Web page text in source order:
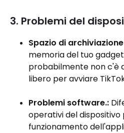
3. Problemi del
Spazio di
memoria del tuo
probabilmente non c'è
libero per avviare
Problemi software.:
operativi del dispositivo
funzionamento